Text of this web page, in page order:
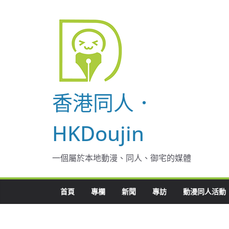
香港同人．
HKDoujin
一個屬於本地動漫、同人、御宅的媒體
首頁 專欄 新聞 專訪 動漫同人活動